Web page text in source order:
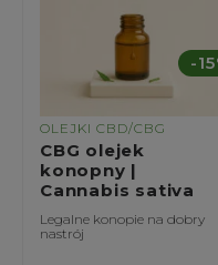
EKSTRAKTY
GLA ekstrakt 20%
| Omega-6 z
ogórecznika
Omega-6 dla dobrej kondycji
skóry i zdrowych stawów